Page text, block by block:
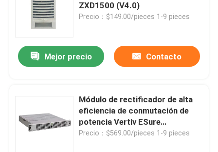
Contactos
Vídeos
Gabinete al aire libre de las telecomunicaciones
Gabinete del equipo de telecomunicaciones
ZXD1500 (V4.0)
Precio：$149.00/pieces 1-9 pieces
Mejor precio Contacto
Módulo de rectificador de alta
eficiencia de conmutación de
potencia Vertiv ESure
Rectificador R48-12000E
Precio：$569.00/pieces 1-9 pieces